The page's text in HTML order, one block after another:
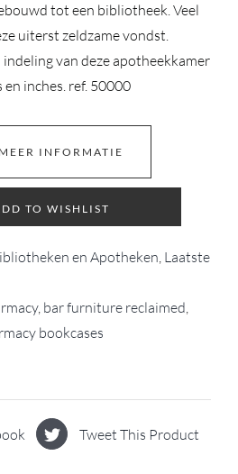
tot een bibliotheek. Veel
uiterst zeldzame vondst.
van deze apotheekkamer
inches. ref. 50000
INFORMATIE
TO WISHLIST
en Apotheken, Laatste
, bar furniture reclaimed,
bookcases
Tweet This Product